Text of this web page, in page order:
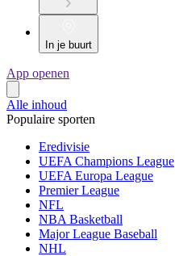
In je buurt
App openen
Alle inhoud
Populaire sporten
Eredivisie
UEFA Champions League
UEFA Europa League
Premier League
NFL
NBA Basketball
Major League Baseball
NHL